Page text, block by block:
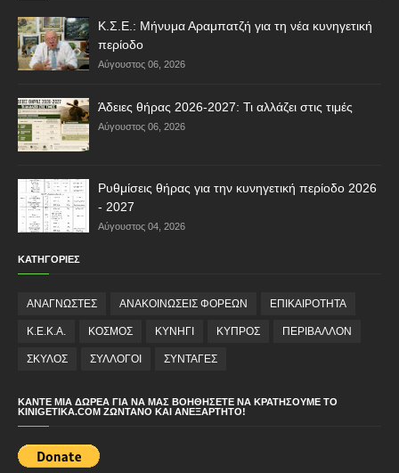
Κ.Σ.Ε.: Μήνυμα Αραμπατζή για τη νέα κυνηγετική
περίοδο
Αύγουστος 06, 2026
Άδειες θήρας 2026-2027: Τι αλλάζει στις τιμές
Αύγουστος 06, 2026
Ρυθμίσεις θήρας για την κυνηγετική περίοδο 2026
- 2027
Αύγουστος 04, 2026
ΚΑΤΗΓΟΡΙΕΣ
ΑΝΑΓΝΩΣΤΕΣ ΑΝΑΚΟΙΝΩΣΕΙΣ ΦΟΡΕΩΝ ΕΠΙΚΑΙΡΟΤΗΤΑ
Κ.Ε.Κ.Α. ΚΟΣΜΟΣ ΚΥΝΗΓΙ ΚΥΠΡΟΣ ΠΕΡΙΒΑΛΛΟΝ
ΣΚΥΛΟΣ ΣΥΛΛΟΓΟΙ ΣΥΝΤΑΓΕΣ
ΚΆΝΤΕ ΜΙΑ ΔΩΡΕΆ ΓΙΑ ΝΑ ΜΑΣ ΒΟΗΘΉΣΕΤΕ ΝΑ ΚΡΑΤΉΣΟΥΜΕ ΤΟ
KINIGETIKA.COM ΖΩΝΤΑΝΌ ΚΑΙ ΑΝΕΞΆΡΤΗΤΟ!